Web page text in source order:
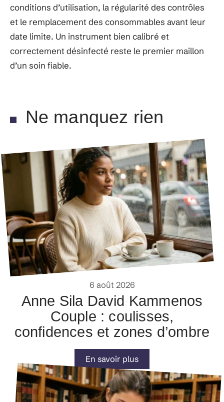
conditions d’utilisation, la régularité des contrôles
et le remplacement des consommables avant leur
date limite. Un instrument bien calibré et
correctement désinfecté reste le premier maillon
d’un soin fiable.
Ne manquez rien
6 août 2026
Anne Sila David Kammenos
Couple : coulisses,
confidences et zones d’ombre
En savoir plus